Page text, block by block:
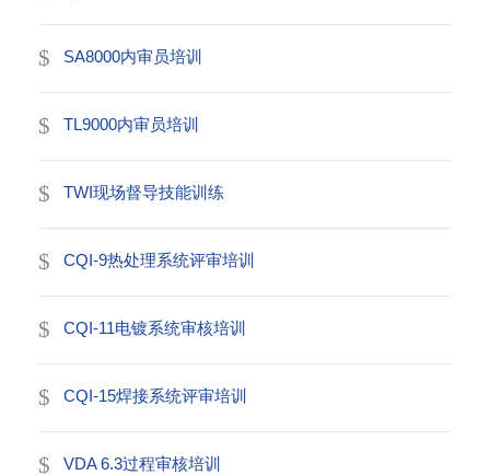
SA8000内审员培训
TL9000内审员培训
TWI现场督导技能训练
CQI-9热处理系统评审培训
CQI-11电镀系统审核培训
CQI-15焊接系统评审培训
VDA 6.3过程审核培训